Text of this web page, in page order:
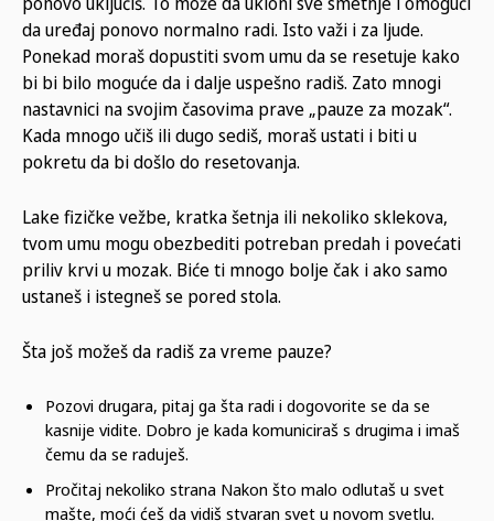
da uređaj ponovo normalno radi. Isto važi i za ljude.
Ponekad moraš dopustiti svom umu da se resetuje kako
bi bi bilo moguće da i dalje uspešno radiš. Zato mnogi
nastavnici na svojim časovima prave „pauze za mozak“.
Kada mnogo učiš ili dugo sediš, moraš ustati i biti u
pokretu da bi došlo do resetovanja.
Lake fizičke vežbe, kratka šetnja ili nekoliko sklekova,
tvom umu mogu obezbediti potreban predah i povećati
priliv krvi u mozak. Biće ti mnogo bolje čak i ako samo
ustaneš i istegneš se pored stola.
Šta još možeš da radiš za vreme pauze?
Pozovi drugara, pitaj ga šta radi i dogovorite se da se
kasnije vidite. Dobro je kada komuniciraš s drugima i imaš
čemu da se raduješ.
Pročitaj nekoliko strana Nakon što malo odlutaš u svet
mašte, moći ćeš da vidiš stvaran svet u novom svetlu.